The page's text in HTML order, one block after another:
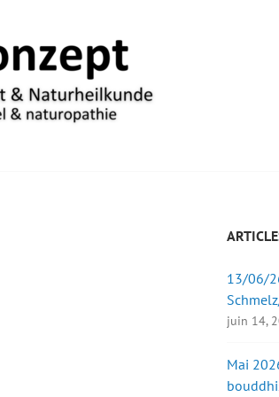
13/06/
juin 14,
Mai